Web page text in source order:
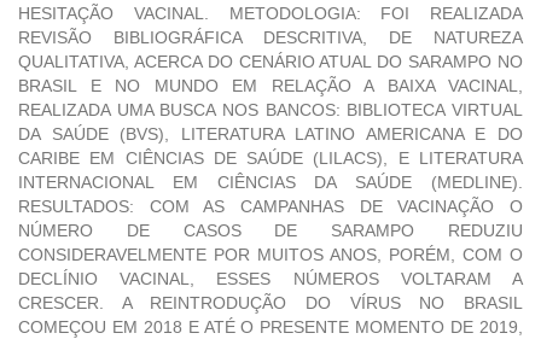
HESITAÇÃO VACINAL. METODOLOGIA: FOI REALIZADA
REVISÃO BIBLIOGRÁFICA DESCRITIVA, DE NATUREZA
QUALITATIVA, ACERCA DO CENÁRIO ATUAL DO SARAMPO NO
BRASIL E NO MUNDO EM RELAÇÃO A BAIXA VACINAL,
REALIZADA UMA BUSCA NOS BANCOS: BIBLIOTECA VIRTUAL
DA SAÚDE (BVS), LITERATURA LATINO AMERICANA E DO
CARIBE EM CIÊNCIAS DE SAÚDE (LILACS), E LITERATURA
INTERNACIONAL EM CIÊNCIAS DA SAÚDE (MEDLINE).
RESULTADOS: COM AS CAMPANHAS DE VACINAÇÃO O
NÚMERO DE CASOS DE SARAMPO REDUZIU
CONSIDERAVELMENTE POR MUITOS ANOS, PORÉM, COM O
DECLÍNIO VACINAL, ESSES NÚMEROS VOLTARAM A
CRESCER. A REINTRODUÇÃO DO VÍRUS NO BRASIL
COMEÇOU EM 2018 E ATÉ O PRESENTE MOMENTO DE 2019,